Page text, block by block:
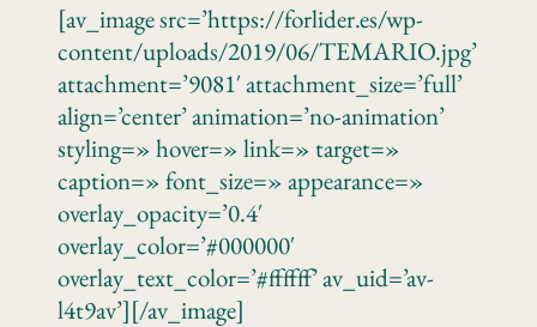
[av_image src=’https://forlider.es/wp-
content/uploads/2019/06/TEMARIO.jpg’
attachment=’9081′ attachment_size=’full’
align=’center’ animation=’no-animation’
styling=» hover=» link=» target=»
caption=» font_size=» appearance=»
overlay_opacity=’0.4′
overlay_color=’#000000′
overlay_text_color=’#ffffff’ av_uid=’av-
l4t9av’][/av_image]